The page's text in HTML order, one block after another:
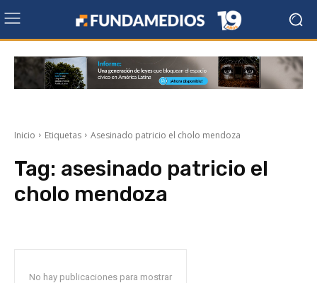
Inicio Etiquetas Asesinado patricio el cholo mendoza
Tag: asesinado patricio el
cholo mendoza
No hay publicaciones para mostrar